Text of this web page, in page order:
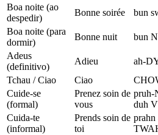
Boa noite (ao
despedir)
Bonne soirée bun
Boa noite (para
dormir)
Bonne nuit bun
Adeus
(definitivo)
Adieu ah-
Tchau / Ciao
Ciao
Cuide-se
(formal)
Prenez soin de
vous
pruh-
duh
Cuida-te
(informal)
Prends soin de
toi
prahn